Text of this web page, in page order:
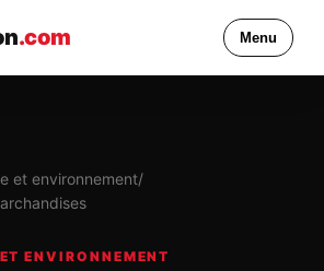
.com Menu
et environnement/
ENVIRONNEMENT